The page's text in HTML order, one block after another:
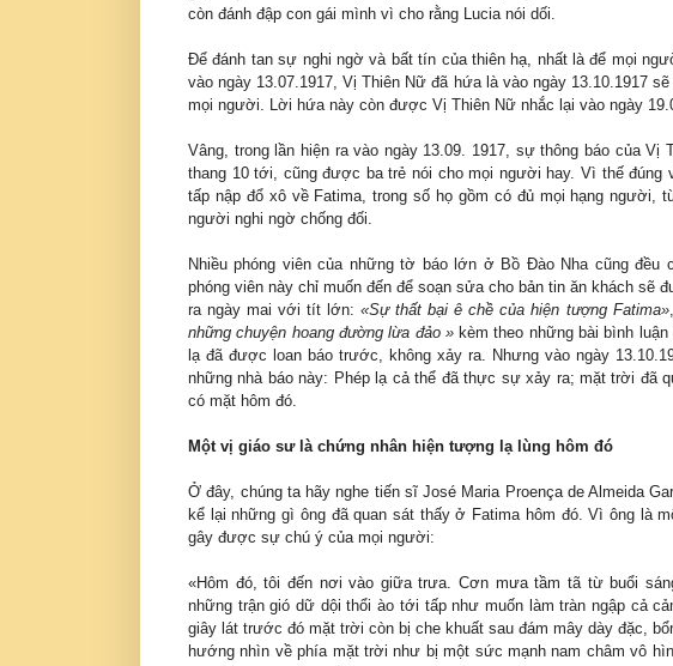
còn đánh đập con gái mình vì cho rằng Lucia nói dối.
Để đánh tan sự nghi ngờ và bất tín của thiên hạ, nhất là để mọi
vào ngày 13.07.1917, Vị Thiên Nữ đã hứa là vào ngày 13.10.1917
mọi người. Lời hứa này còn được Vị Thiên Nữ nhắc lại vào ngày
Vâng, trong lần hiện ra vào ngày 13.09. 1917, sự thông báo của
thang 10 tới, cũng được ba trẻ nói cho mọi người hay. Vì thế đúng
tấp nập đổ xô về Fatima, trong số họ gồm có đủ mọi hạng
người nghi ngờ chống đối.
Nhiều phóng viên của những tờ báo lớn ở Bồ Đào Nha cũng đều
phóng viên này chỉ muốn đến để soạn sửa cho bản tin ăn khách sẽ
ra ngày mai với tít lớn:«Sự thất bại ê chề của hiện tượng Fatima»
những chuyện hoang đường lừa đảo »kèm theo những bài bình luận
lạ đã được loan báo trước, không xảy ra. Nhưng vào ngày
những nhà báo này: Phép lạ cả thể đã thực sự xảy ra; mặt trời đã
có mặt hôm đó.
Một vị giáo sư là chứng nhân hiện tượng lạ lùng hôm đó
Ở đây, chúng ta hãy nghe tiến sĩ José Maria Proença de Almeida
kể lại những gì ông đã quan sát thấy ở Fatima hôm đó. Vì ông là
gây được sự chú ý của mọi người:
«Hôm đó, tôi đến nơi vào giữa trưa. Cơn mưa tầm tã từ buổi
những trận gió dữ dội thổi ào tới tấp như muốn làm tràn ngập cả
giây lát trước đó mặt trời còn bị che khuất sau đám mây dày đặc,
hướng nhìn về phía mặt trời như bị một sức mạnh nam châm vô